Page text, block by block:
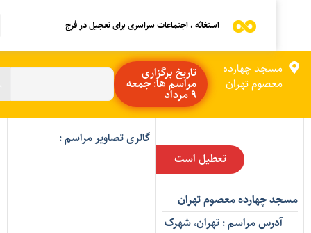
استغاثه ، اجتماعات سراسری برای تعجیل در فرج
مسجد چهارده
معصوم تهران
تاریخ برگزاری
مراسم ها: جمعه
9 مرداد
تعطیل است
چهارده معصوم تهران
آدرس مراسم : تهران، شهرک
گالری تصاویر مراسم :